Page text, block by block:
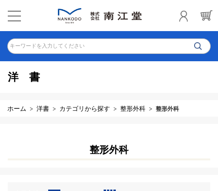
キーワードを入力してください
洋書
ホーム 洋書 カテゴリから探す 整形外科 整形外科
整形外科